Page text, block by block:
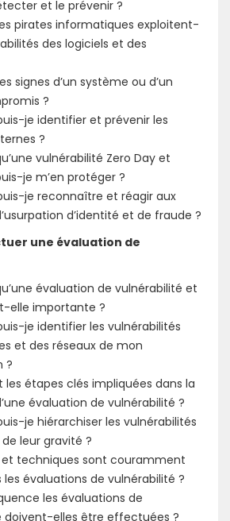
et le prévenir ?
pirates informatiques exploitent-
des logiciels et des
signes d’un système ou d’un
?
je identifier et prévenir les
?
vulnérabilité Zero Day et
je m’en protéger ?
je reconnaître et réagir aux
d’identité et de fraude ?
une évaluation de
évaluation de vulnérabilité et
elle importante ?
je identifier les vulnérabilités
et des réseaux de mon
?
les étapes clés impliquées dans la
évaluation de vulnérabilité ?
je hiérarchiser les vulnérabilités
leur gravité ?
et techniques sont couramment
les évaluations de vulnérabilité ?
les évaluations de
doivent-elles être effectuées ?